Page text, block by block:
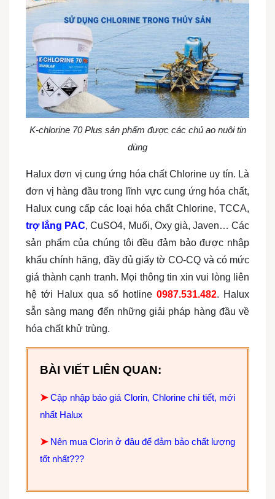
K-chlorine 70 Plus sản phẩm được các chủ ao nuôi tin
dùng
Halux đơn vị cung ứng hóa chất Chlorine uy tín. Là
đơn vị hàng đầu trong lĩnh vực cung ứng hóa chất,
Halux cung cấp các loại hóa chất Chlorine, TCCA,
trợ lắng PAC, CuSO4, Muối, Oxy già, Javen… Các
sản phẩm của chúng tôi đều đảm bảo được nhập
khẩu chính hãng, đầy đủ giấy tờ CO-CQ và có mức
giá thành cạnh tranh. Mọi thông tin xin vui lòng liên
hệ tới Halux qua số hotline 0987.531.482. Halux
sẵn sàng mang đến những giải pháp hàng đầu về
hóa chất khử trùng.
BÀI VIẾT LIÊN QUAN:
➤Cập nhập báo giá Clorin, Chlorine chi tiết, mới
nhất Halux
➤ Nên mua Clorin ở đâu để đảm bảo chất lượng
tốt nhất???